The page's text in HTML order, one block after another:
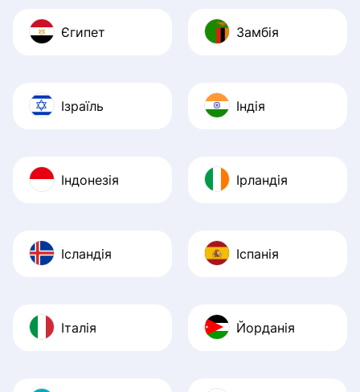
Єгипет Замбія
Ізраїль Індія
Індонезія Ірландія
Ісландія Іспанія
Італія Йорданія